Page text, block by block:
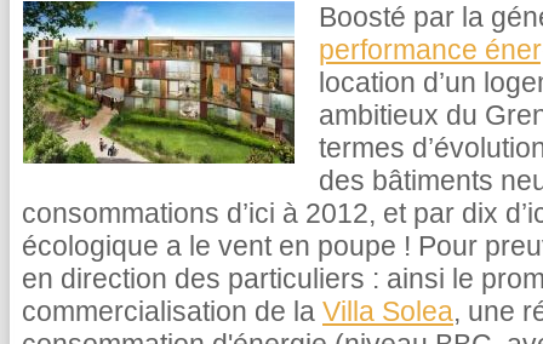
Boosté par la
performance
location d’un
ambitieux du
termes
des bâtiments
consommations d’ici à 2012, et par dix
écologique a le vent en poupe ! Pour
en direction des particuliers : ainsi le
commercialisation de la Villa Solea, une